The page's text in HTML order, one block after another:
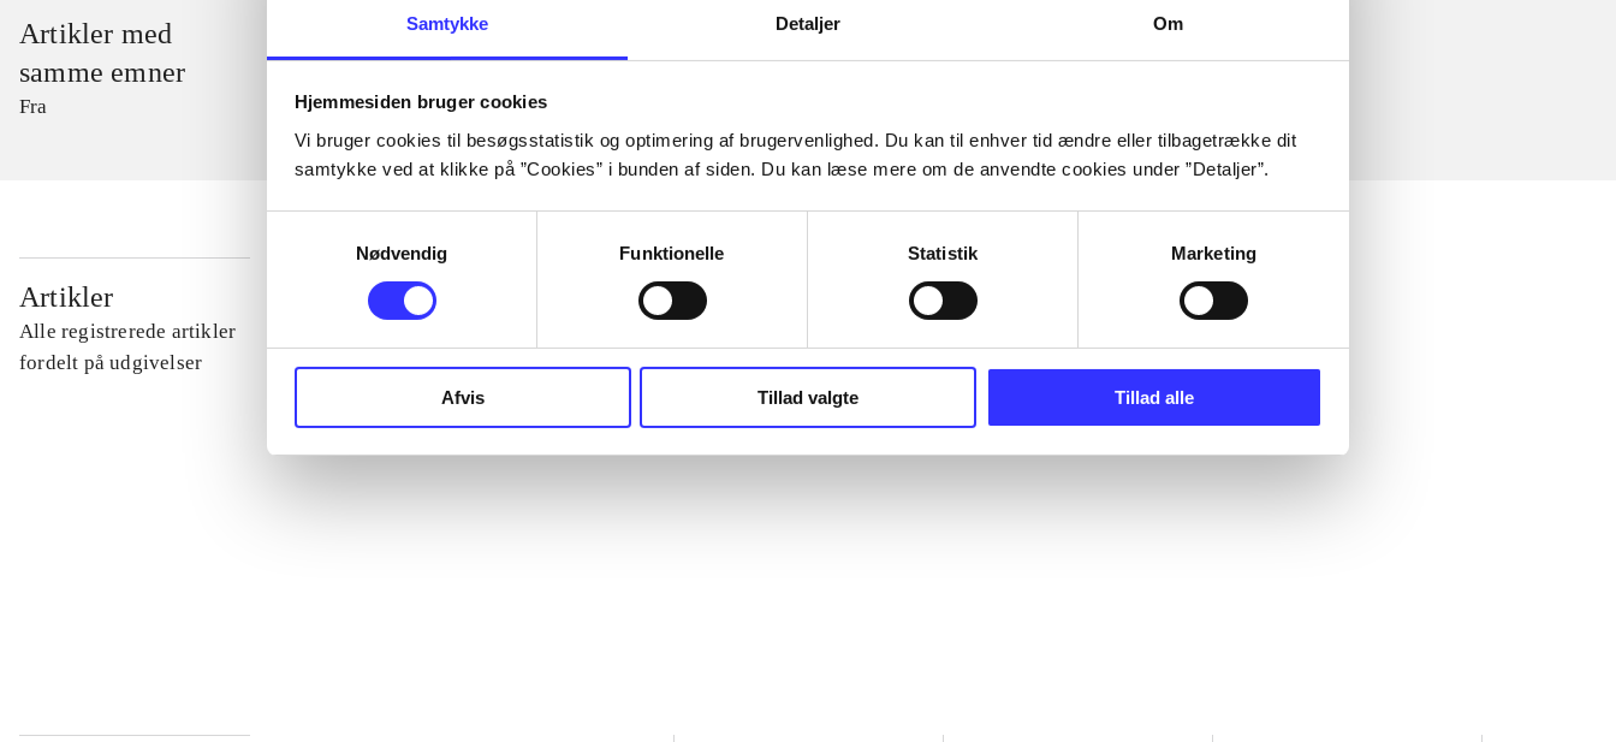
Samtykke Detaljer Om
Hjemmesiden bruger cookies
Vi bruger cookies til besøgsstatistik og optimering af brugervenlighed. Du kan til enhver tid ændre eller tilbagetrække dit
samtykke ved at klikke på ”Cookies” i bunden af siden. Du kan læse mere om de anvendte cookies under ”Detaljer”.
Nødvendig
Funktionelle Statistik Marketing
Afvis Tillad valgte Tillad alle
Artikler med
samme emner
Fra
Artikler
Alle registrerede artikler
fordelt på udgivelser
...